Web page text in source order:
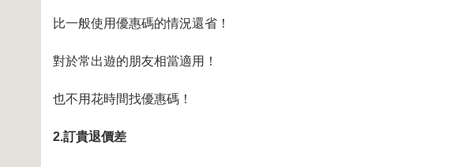
比一般使用優惠碼的情況還省！
對於常出遊的朋友相當適用！
也不用花時間找優惠碼！
2.訂貴退價差